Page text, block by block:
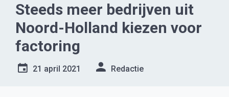
Steeds meer bedrijven uit
Noord-Holland kiezen voor
factoring
21 april 2021 Redactie